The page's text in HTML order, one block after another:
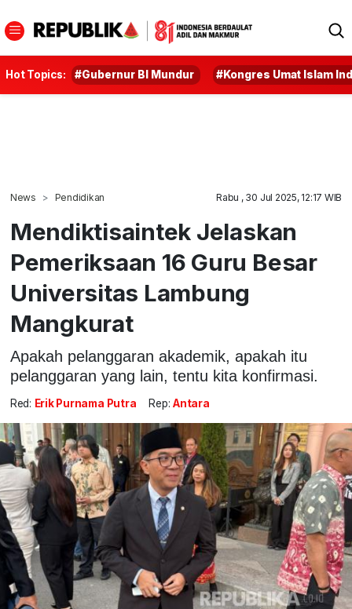
Hot Topics: #Gubernur BI Mundur #Kongres Umat Islam
News Pendidikan Rabu , 30 Jul 2025, 12:17 WIB
Mendiktisaintek Jelaskan
Pemeriksaan 16 Guru Besar
Universitas Lambung
Mangkurat
Apakah pelanggaran akademik, apakah itu
pelanggaran yang lain, tentu kita konfirmasi.
Red: Erik Purnama Putra Rep: Antara